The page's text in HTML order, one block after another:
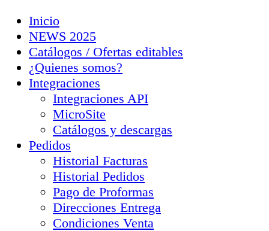
Inicio
NEWS 2025
Catálogos / Ofertas editables
¿Quienes somos?
Integraciones
Integraciones API
MicroSite
Catálogos y descargas
Pedidos
Historial Facturas
Historial Pedidos
Pago de Proformas
Direcciones Entrega
Condiciones Venta